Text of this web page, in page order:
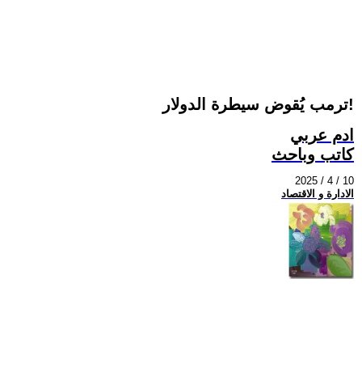
ترمب يُقوض سيطرة الدولار!
ادم عربي
كاتب وباحث
2025 / 4 / 10
الادارة و الاقتصاد